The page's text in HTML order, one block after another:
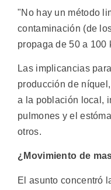
"No hay un método
contaminación (de
propaga de 50 a 100
Las implicancias
producción de
a la población local,
pulmones y el
otros.
¿Movimiento de
El asunto concentró